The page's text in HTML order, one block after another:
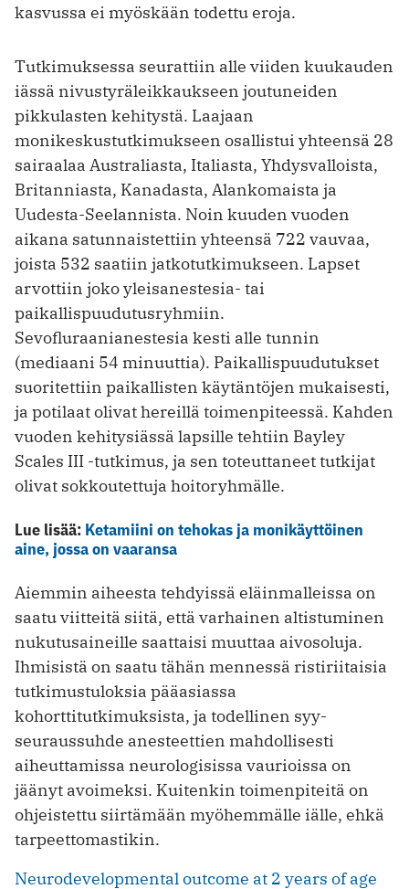
kasvussa ei myöskään todettu eroja.
Tutkimuksessa seurattiin alle viiden kuukauden
iässä nivustyräleikkaukseen joutuneiden
pikkulasten kehitystä. Laajaan
monikeskustutkimukseen osallistui yhteensä 28
sairaalaa Australiasta, Italiasta, Yhdysvalloista,
Britanniasta, Kanadasta, Alankomaista ja
Uudesta-Seelannista. Noin kuuden vuoden
aikana satunnaistettiin yhteensä 722 vauvaa,
joista 532 saatiin jatkotutkimukseen. Lapset
arvottiin joko yleisanestesia- tai
paikallispuudutusryhmiin.
Sevofluraanianestesia kesti alle tunnin
(mediaani 54 minuuttia). Paikallispuudutukset
suoritettiin paikallisten käytäntöjen mukaisesti,
ja potilaat olivat hereillä toimenpiteessä. Kahden
vuoden kehitysiässä lapsille tehtiin Bayley
Scales III -tutkimus, ja sen toteuttaneet tutkijat
olivat sokkoutettuja hoitoryhmälle.
Lue lisää: Ketamiini on tehokas ja monikäyttöinen
aine, jossa on vaaransa
Aiemmin aiheesta tehdyissä eläinmalleissa on
saatu viitteitä siitä, että varhainen altistuminen
nukutusaineille saattaisi muuttaa aivosoluja.
Ihmisistä on saatu tähän mennessä ristiriitaisia
tutkimustuloksia pääasiassa
kohorttitutkimuksista, ja todellinen syy-
seuraussuhde anesteettien mahdollisesti
aiheuttamissa neurologisissa vaurioissa on
jäänyt avoimeksi. Kuitenkin toimenpiteitä on
ohjeistettu siirtämään myöhemmälle iälle, ehkä
tarpeettomastikin.
Neurodevelopmental outcome at 2 years of age